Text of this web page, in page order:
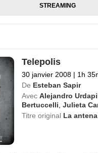
STREAMING
Telepolis
30 janvier 2008 | 1h
De Esteban Sapir
Avec Alejandro
Bertuccelli ,Julieta
Titre original La antena